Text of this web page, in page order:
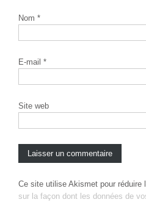
Nom *
E-mail *
Site web
Ce site utilise Akismet pour réduire
sur la façon dont les données de